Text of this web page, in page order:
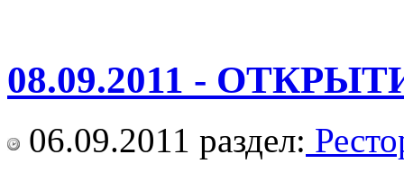
08.09.2011 -
06.09.2011 раздел: